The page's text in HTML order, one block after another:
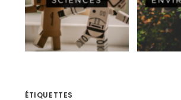
ÉTIQUETTES